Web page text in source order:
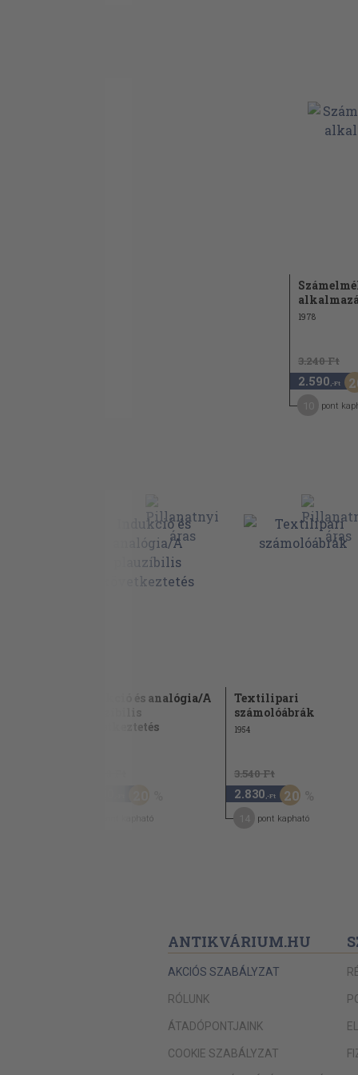
approximációelmélet. Algebrai és
1978
3.240 Ft
2.590 ,-Ft
pont
Indukció és analógia/A
plauzíbilis
következtetés
pont kapható
Textilipari
számolóábrák
1954
3.540 Ft
2.830 ,-Ft 20
pont kapható
ANTIKVÁRIUM.HU
AKCIÓS SZABÁLYZAT
RÓLUNK
ÁTADÓPONTJAINK
COOKIE SZABÁLYZAT